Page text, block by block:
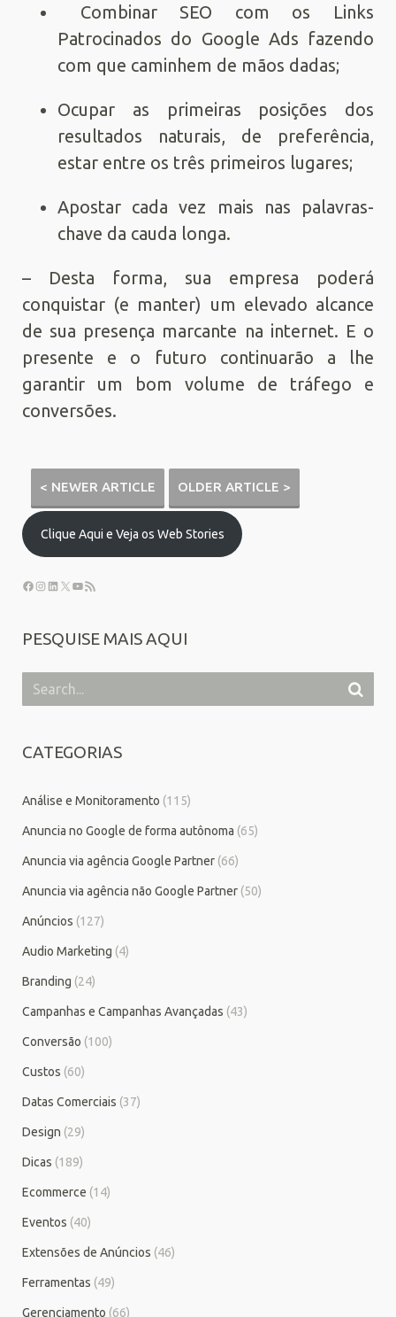
Combinar SEO com os Links
Patrocinados do Google Ads fazendo
com que caminhem de mãos dadas;
Ocupar as primeiras posições dos
resultados naturais, de preferência,
estar entre os três primeiros lugares;
Apostar cada vez mais nas palavras-
chave da cauda longa.
– Desta forma, sua empresa poderá
conquistar (e manter) um elevado alcance
de sua presença marcante na internet. E o
presente e o futuro continuarão a lhe
garantir um bom volume de tráfego e
conversões.
< NEWER ARTICLE OLDER ARTICLE >
Clique Aqui e Veja os Web Stories
PESQUISE MAIS AQUI
CATEGORIAS
Análise e Monitoramento (115)
Anuncia no Google de forma autônoma (65)
Anuncia via agência Google Partner (66)
Anuncia via agência não Google Partner (50)
Anúncios (127)
Audio Marketing (4)
Branding (24)
Campanhas e Campanhas Avançadas (43)
Conversão (100)
Custos (60)
Datas Comerciais (37)
Design (29)
Dicas (189)
Ecommerce (14)
Eventos (40)
Extensões de Anúncios (46)
Ferramentas (49)
Gerenciamento (66)